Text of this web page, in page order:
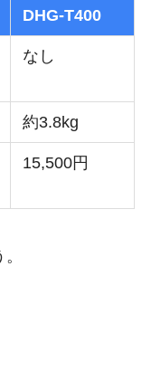
DHG-T400
なし
約3.8kg
15,500円